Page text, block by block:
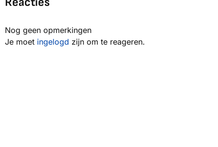
Nog geen opmerkingen
Je moet ingelogd zijn om te reageren.